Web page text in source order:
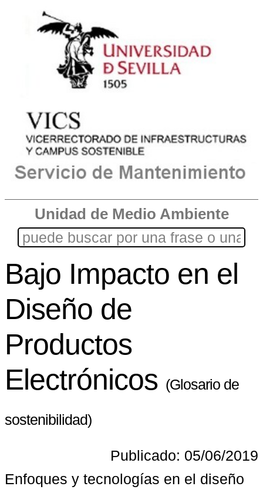
Unidad de Medio Ambiente
Bajo Impacto en el
Diseño de
Productos
Electrónicos (Glosario de
sostenibilidad)
Publicado: 05/06/2019
Enfoques y tecnologías en el diseño